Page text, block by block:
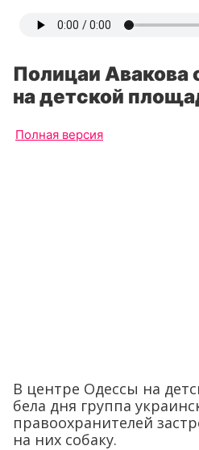
Полицаи Авакова
на детской
Полная версия
В центре Одессы на
бела дня группа
правоохранителей
на них собаку.